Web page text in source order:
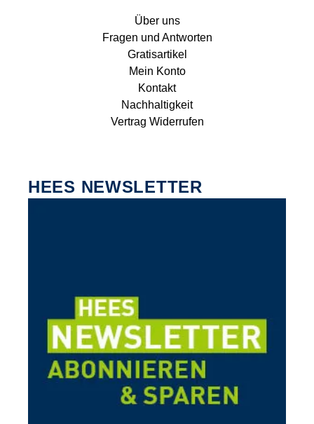
Über uns
Fragen und Antworten
Gratisartikel
Mein Konto
Kontakt
Nachhaltigkeit
Vertrag Widerrufen
HEES NEWSLETTER